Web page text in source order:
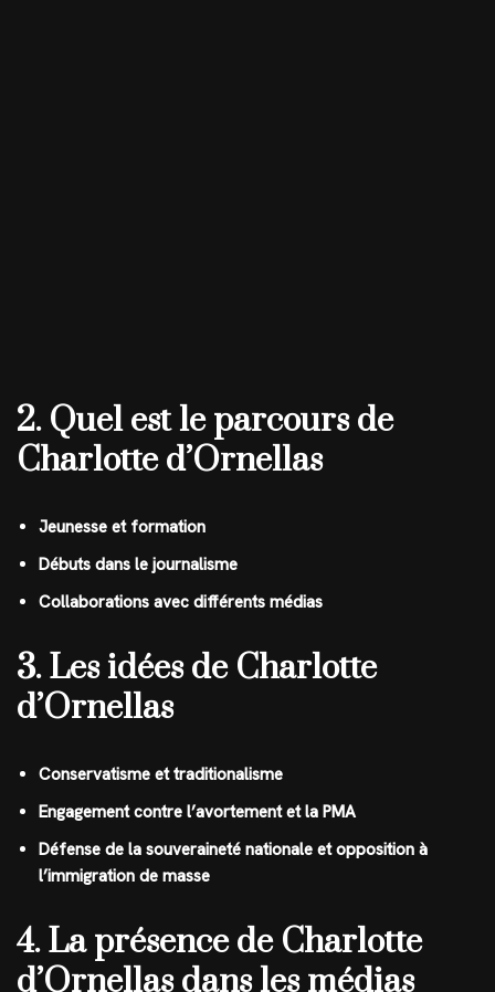
2. Quel est le parcours de
Charlotte d’Ornellas
Jeunesse et formation
Débuts dans le journalisme
Collaborations avec différents médias
3. Les idées de Charlotte
d’Ornellas
Conservatisme et traditionalisme
Engagement contre l’avortement et la PMA
Défense de la souveraineté nationale et opposition à
l’immigration de masse
4. La présence de Charlotte
d’Ornellas dans les médias